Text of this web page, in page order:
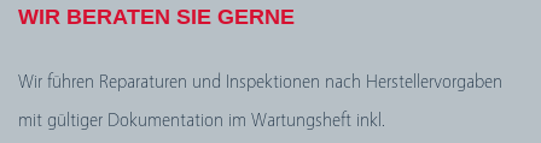
WIR BERATEN SIE GERNE
Wir führen Reparaturen und Inspektionen nach Herstellervorgaben
mit gültiger Dokumentation im Wartungsheft inkl.